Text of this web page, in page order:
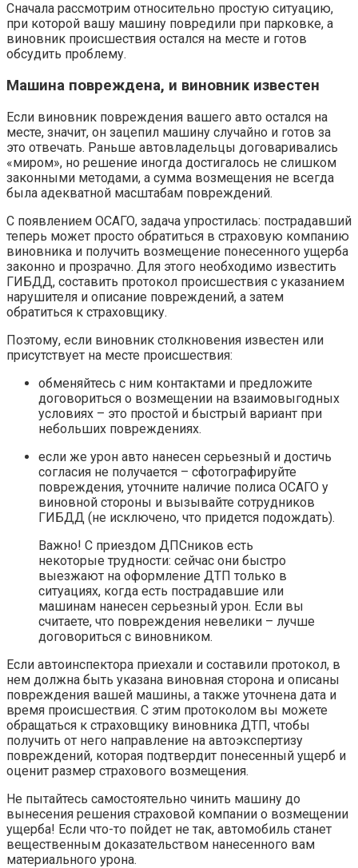
Сначала рассмотрим относительно простую ситуацию,
при которой вашу машину повредили при парковке, а
виновник происшествия остался на месте и готов
обсудить проблему.
Машина повреждена, и виновник известен
Если виновник повреждения вашего авто остался на
месте, значит, он зацепил машину случайно и готов за
это отвечать. Раньше автовладельцы договаривались
«миром», но решение иногда достигалось не слишком
законными методами, а сумма возмещения не всегда
была адекватной масштабам повреждений.
С появлением ОСАГО, задача упростилась: пострадавший
теперь может просто обратиться в страховую компанию
виновника и получить возмещение понесенного ущерба
законно и прозрачно. Для этого необходимо известить
ГИБДД, составить протокол происшествия с указанием
нарушителя и описание повреждений, а затем
обратиться к страховщику.
Поэтому, если виновник столкновения известен или
присутствует на месте происшествия:
обменяйтесь с ним контактами и предложите
договориться о возмещении на взаимовыгодных
условиях – это простой и быстрый вариант при
небольших повреждениях.
если же урон авто нанесен серьезный и достичь
согласия не получается – сфотографируйте
повреждения, уточните наличие полиса ОСАГО у
виновной стороны и вызывайте сотрудников
ГИБДД (не исключено, что придется подождать).
Важно! С приездом ДПСников есть
некоторые трудности: сейчас они быстро
выезжают на оформление ДТП только в
ситуациях, когда есть пострадавшие или
машинам нанесен серьезный урон. Если вы
считаете, что повреждения невелики – лучше
договориться с виновником.
Если автоинспектора приехали и составили протокол, в
нем должна быть указана виновная сторона и описаны
повреждения вашей машины, а также уточнена дата и
время происшествия. С этим протоколом вы можете
обращаться к страховщику виновника ДТП, чтобы
получить от него направление на автоэкспертизу
повреждений, которая подтвердит понесенный ущерб и
оценит размер страхового возмещения.
Не пытайтесь самостоятельно чинить машину до
вынесения решения страховой компании о возмещении
ущерба! Если что-то пойдет не так, автомобиль станет
вещественным доказательством нанесенного вам
материального урона.